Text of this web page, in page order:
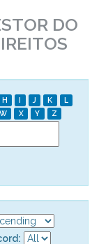
DO
H I J K
L
W X Y Z